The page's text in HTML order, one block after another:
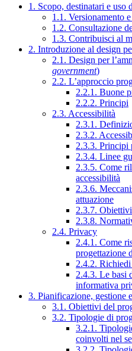
1. Scopo, destinatari e uso
1.1. Versionamento
1.2. Consultazione
1.3. Contribuisci al
2. Introduzione al design
2.1. Design per
government)
2.2. L’approccio
2.2.1. Buone
2.2.2. Principi
2.3. Accessibilità
2.3.1.
2.3.2.
2.3.3. Principi
2.3.4. Linee
2.3.5. Come
accessibilità
2.3.6.
attuazione
2.3.7.
2.3.8.
2.4. Privacy
2.4.1. Come
progettazione
2.4.2. Richiedi
2.4.3. Le basi
informativa
3. Pianificazione, gestione
3.1. Obiettivi del
3.2. Tipologie di
3.2.1.
coinvolti nel